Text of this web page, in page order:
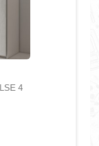
4